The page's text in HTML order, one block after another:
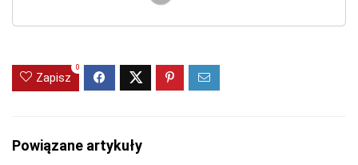
Zapisz
0
Powiązane artykuły